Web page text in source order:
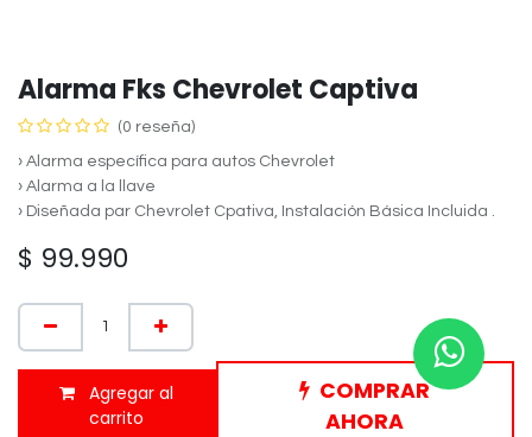
Alarma Fks Chevrolet Captiva
(0 reseña)
› Alarma específica para autos Chevrolet
› Alarma a la llave
› Diseñada par Chevrolet Cpativa, Instalación Básica Incluida .
$ 99.990
Agregar al
carrito
COMPRAR
AHORA